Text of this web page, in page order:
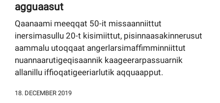
Tassaarsuaq
sullissivik.gl
Pilersaarutinut isaavik
agguaasut
Qaanaami meeqqat 50-it missaanniittut
inersimasullu 20-t kisimiittut, pisinnaasakinnerusut
aammalu utoqqaat angerlarsimaffimminniittut
nuannaarutigeqisaannik kaageerarpassuarnik
allanillu iffioqatigeeriarlutik aqquaapput.
18. DECEMBER 2019